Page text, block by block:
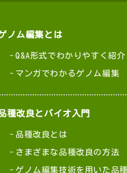
ノム編集とは
Q&A形式でわかりやすく紹介
マンガでわかるゲノム編集
種改良とバイオ入門
品種改良とは
さまざまな品種改良の方法
ゲノム編集技術を用いた品